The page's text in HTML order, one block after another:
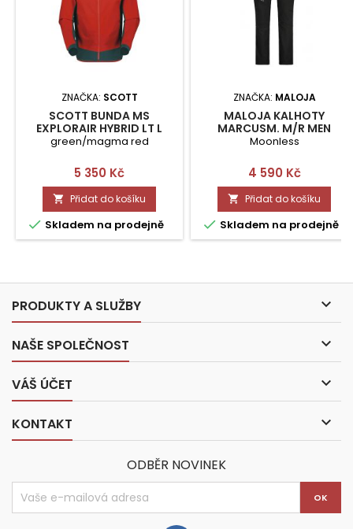
ZNAČKA: SCOTT
SCOTT BUNDA MS
EXPLORAIR HYBRID LT L
green/magma red
Cena
5 350 Kč
 Přidat do košíku
 Skladem na prodejně
ZNAČKA: MALOJA
MALOJA KALHOTY
MARCUSM. M/R MEN
Moonless
Cena
4 590 Kč
 Přidat do košíku
 Skladem na prodejně
PRODUKTY A SLUŽBY 
NAŠE SPOLEČNOST 
VÁŠ ÚČET 
KONTAKT 
ODBĚR NOVINEK